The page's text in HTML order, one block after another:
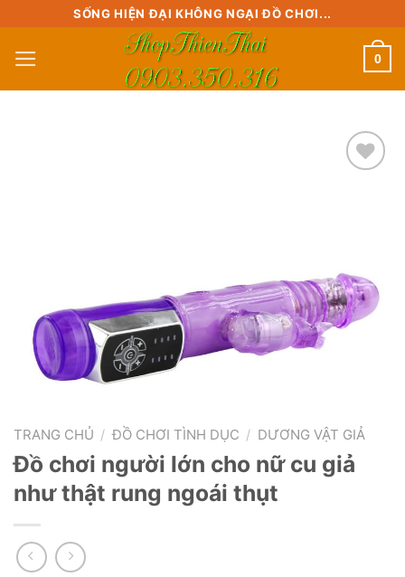
content
SỐNG HIỆN ĐẠI KHÔNG NGẠI ĐỒ CHƠI...
0
TRANG CHỦ / ĐỒ CHƠI TÌNH DỤC / DƯƠNG VẬT GIẢ
Đồ chơi người lớn cho nữ cu giả
như thật rung ngoái thụt